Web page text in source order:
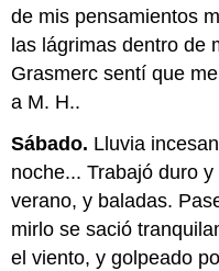
de mis pensamientos
las lágrimas dentro de
Grasmerc sentí que
a M. H..
Sábado. Lluvia
noche... Trabajó duro
verano, y baladas.
mirlo se sació
el viento, y golpeado